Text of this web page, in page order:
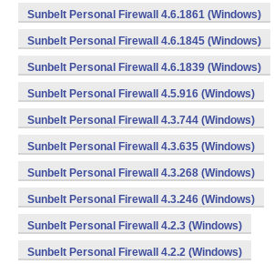
Sunbelt Personal Firewall 4.6.1861 (Windows)
Sunbelt Personal Firewall 4.6.1845 (Windows)
Sunbelt Personal Firewall 4.6.1839 (Windows)
Sunbelt Personal Firewall 4.5.916 (Windows)
Sunbelt Personal Firewall 4.3.744 (Windows)
Sunbelt Personal Firewall 4.3.635 (Windows)
Sunbelt Personal Firewall 4.3.268 (Windows)
Sunbelt Personal Firewall 4.3.246 (Windows)
Sunbelt Personal Firewall 4.2.3 (Windows)
Sunbelt Personal Firewall 4.2.2 (Windows)